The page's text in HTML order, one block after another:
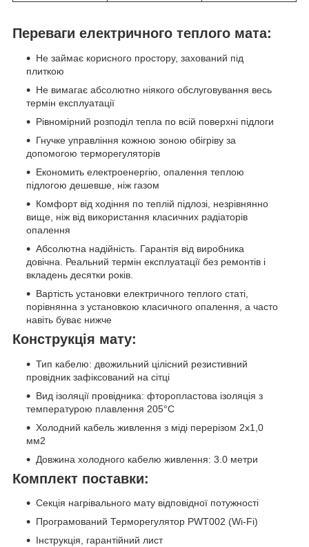
Переваги електричного теплого мата:
Не займає корисного простору, захований під
плиткою
Не вимагає абсолютно ніякого обслуговування весь
термін експлуатації
Рівномірний розподіл тепла по всій поверхні підлоги
Гнучке управління кожною зоною обігріву за
допомогою терморегуляторів
Економить електроенергію, опалення теплою
підлогою дешевше, ніж газом
Комфорт від ходіння по теплій підлозі, незрівнянно
вище, ніж від використання класичних радіаторів
опалення
Абсолютна надійність. Гарантія від виробника
довічна. Реальний термін експлуатації без ремонтів і
вкладень десятки років.
Вартість установки електричного теплого статі,
порівнянна з установкою класичного опалення, а часто
навіть буває нижче
Конструкція мату:
Тип кабелю: двожильний цілісний резистивний
провідник зафіксований на сітці
Вид ізоляції провідника: фторопластова ізоляція з
температурою плавлення 205°C
Холодний кабель живлення з міді перерізом 2х1,0
мм2
Довжина холодного кабелю живлення: 3.0 метри
Комплект поставки:
Секція нагрівального мату відповідної потужності
Програмований Терморегулятор PWT002 (Wi-Fi)
Інструкція, гарантійний лист